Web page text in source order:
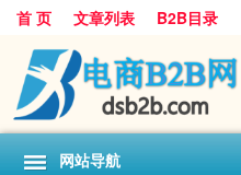
首 页 文章列表 B2B目录
网站导航